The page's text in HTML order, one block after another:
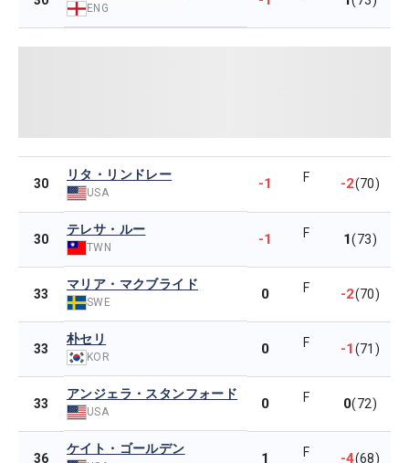
ENG
30
リタ・リンドレー
USA
-1 F -2(70)
30
テレサ・ルー
TWN -1 F 1(73)
33
マリア・マクブライド
SWE 0 F -2(70)
33
朴セリ
KOR 0 F -1(71)
33
アンジェラ・スタンフォード
USA 0 F 0(72)
36
ケイト・ゴールデン
1 F -4(68)